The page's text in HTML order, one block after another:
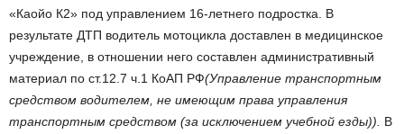
«Каойо К2» под управлением 16-летнего подростка. В
результате ДТП водитель мотоцикла доставлен в медицинское
учреждение, в отношении него составлен административный
материал по ст.12.7 ч.1 КоАП РФ(Управление транспортным
средством водителем, не имеющим права управления
транспортным средством (за исключением учебной езды)).
В